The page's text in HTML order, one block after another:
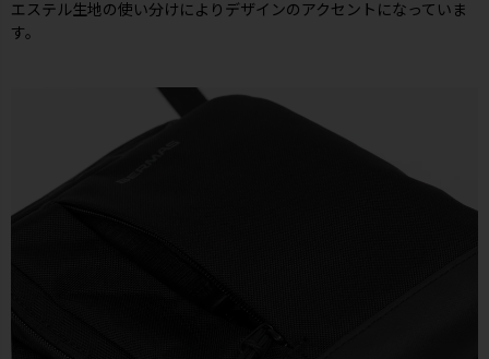
エステル生地の使い分けによりデザインのアクセントになっていま
す。